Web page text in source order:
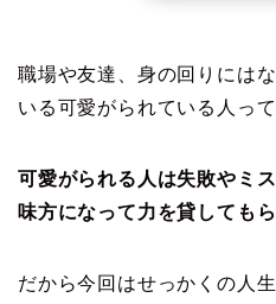
職場や友達、身の回りには
いる可愛がられている人って
可愛がられる人は失敗やミ
味方になって力を貸してもら
だから今回はせっかくの人